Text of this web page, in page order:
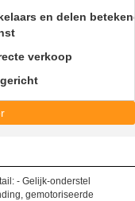
en delen
verkoop
- Gelijk-onderstel
gemotoriseerde